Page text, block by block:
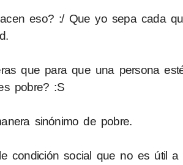
eso? :/ Que yo sepa cada
que para que una persona
pobre? :S
sinónimo de pobre.
condición social que no es útil